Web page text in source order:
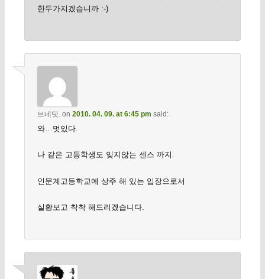
한두가지겠습니까 :-)
브네딧.on 2010. 04. 09. at 6:45 pm said:
와…멋있다.
나 같은 고등학생도 잊지않는 센스 까지.
인문계고등학교에 상주 해 있는 입장으로서
실황보고 착착 해드리겠습니다.